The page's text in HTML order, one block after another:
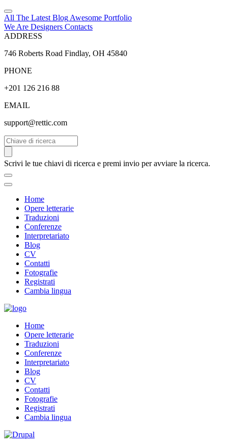
All The Latest Blog Awesome Portfolio
We Are Designers Contacts
ADDRESS
746 Roberts Road Findlay, OH 45840
PHONE
+201 126 216 88
EMAIL
support@rettic.com
Cerca
Scrivi le tue chiavi di ricerca e premi invio per avviare la ricerca.
Home
Opere letterarie
Traduzioni
Conferenze
Interpretariato
Blog
CV
Contatti
Fotografie
Registrati
Cambia lingua
Home
Opere letterarie
Traduzioni
Conferenze
Interpretariato
Blog
CV
Contatti
Fotografie
Registrati
Cambia lingua